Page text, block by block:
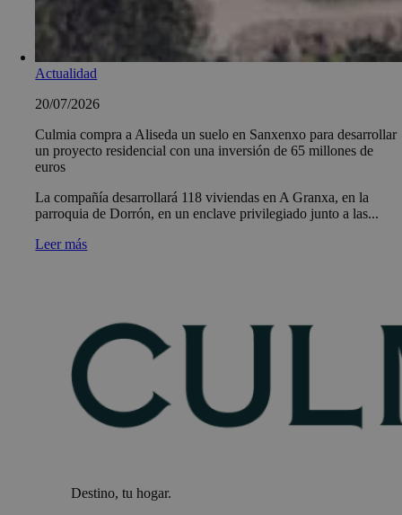
Actualidad
20/07/2026
Culmia compra a Aliseda un suelo en Sanxenxo para desarrollar
un proyecto residencial con una inversión de 65 millones de
euros
La compañía desarrollará 118 viviendas en A Granxa, en la
parroquia de Dorrón, en un enclave privilegiado junto a las...
Leer más
Destino, tu hogar.